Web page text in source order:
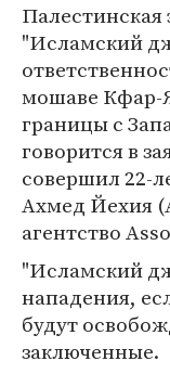
Палестинская
"Исламский
мошаве Кфар-
границы с
говорится в
совершил 22-
Ахмед Йехия
агентство
"Исламский
нападения,
будут
заключенные.